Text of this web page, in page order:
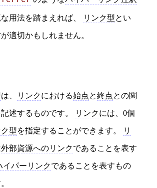
用法を踏まえれば、 リンク型とい
適切かもしれません。
は、 リンクにおける始点と終点との関
述するものです。 リンクには、0個
型を指定することができます。 リ
外部資源へのリンクであることを表す
イパーリンクであることを表すもの